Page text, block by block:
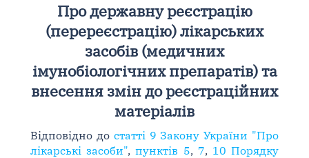
Про державну реєстрацію
(перереєстрацію) лікарських
засобів (медичних
імунобіологічних препаратів) та
внесення змін до реєстраційних
матеріалів
Відповідно до статті 9 Закону України "Про
лікарські засоби",пунктів 5, 7, 10 Порядку